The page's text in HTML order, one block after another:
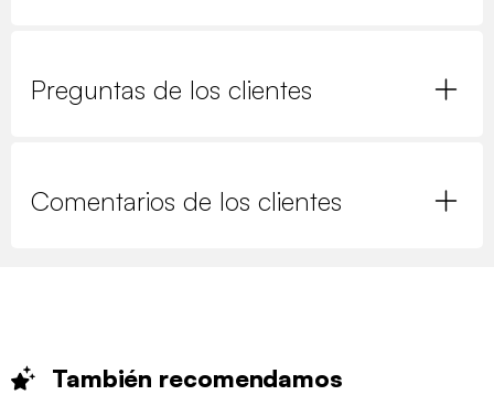
Preguntas de los clientes
Comentarios de los clientes
También recomendamos